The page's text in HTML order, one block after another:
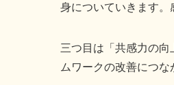
身についていきます。
三つ目は「共感力の
ムワークの改善につ